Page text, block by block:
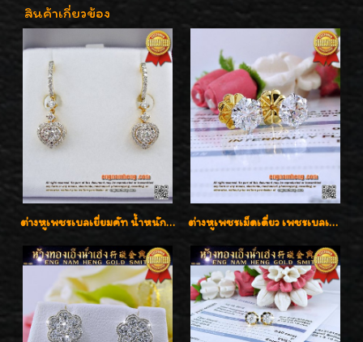
สินค้าเกี่ยวข้อง
ต่างหูเพชรเบลเยี่ยมคัท น้ำหนักเพชร 0.99 กะรัต ต่างหูห้อยตุ้งติ้งหัวใจสวยน่ารักใส่ได้ทุกวันค่ะ ต่างหูเพชรเม็ดเดี่ยว เพชรเบลเยี่ยมคัท น้ำ 96 H-Color/IF & VVS2/3EX น้ำหนักเพชรรวม 1.83 กะรัต พร้อมใบเซอร์ LAB GIA & HRD เพชรสวยปิ๊ง ราคาขายส่งค่ะ